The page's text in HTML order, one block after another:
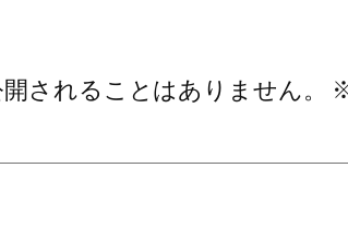
されることはありません。